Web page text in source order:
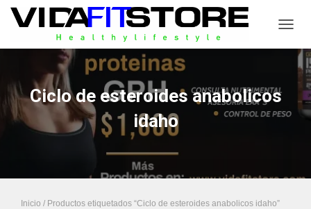
Ciclo de esteroides anabolicos
idaho
Inicio / Productos etiquetados “Ciclo de esteroides anabolicos idaho”